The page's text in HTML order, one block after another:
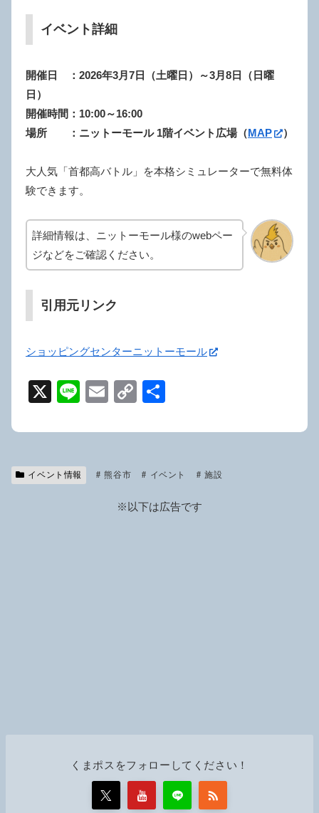
イベント詳細
開催日 ：2026年3月7日（土曜日）～3月8日（日曜
日）
開催時間：10:00～16:00
場所 ：ニットーモール 1階イベント広場（MAP ）
大人気「首都高バトル」を本格シミュレーターで無料体
験できます。
詳細情報は、ニットーモール様のwebペー
ジなどをご確認ください。
引用元リンク
ショッピングセンターニットーモール
X
Li
e
E
ail
C
p
Li
n
イベント情報 熊谷市 イベント 施設
※以下は広告です
くまポスをフォローしてください！